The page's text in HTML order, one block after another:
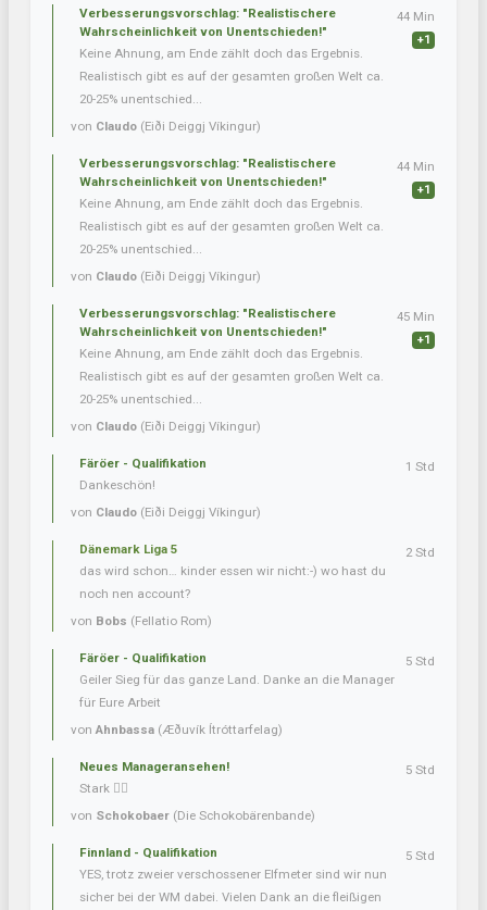
Verbesserungsvorschlag: "Realistischere
Wahrscheinlichkeit von Unentschieden!"
Keine Ahnung, am Ende zählt doch das Ergebnis.
Realistisch gibt es auf der gesamten großen Welt ca.
20-25% unentschied...
von Claudo (Eiði Deiggj Víkingur)
44 Min
+1
Verbesserungsvorschlag: "Realistischere
Wahrscheinlichkeit von Unentschieden!"
Keine Ahnung, am Ende zählt doch das Ergebnis.
Realistisch gibt es auf der gesamten großen Welt ca.
20-25% unentschied...
von Claudo (Eiði Deiggj Víkingur)
44 Min
+1
Verbesserungsvorschlag: "Realistischere
Wahrscheinlichkeit von Unentschieden!"
Keine Ahnung, am Ende zählt doch das Ergebnis.
Realistisch gibt es auf der gesamten großen Welt ca.
20-25% unentschied...
von Claudo (Eiði Deiggj Víkingur)
45 Min
+1
Färöer - Qualifikation
Dankeschön!
von Claudo (Eiði Deiggj Víkingur)
1 Std
Dänemark Liga 5
das wird schon… kinder essen wir nicht:-) wo hast du
noch nen account?
von Bobs (Fellatio Rom)
2 Std
Färöer - Qualifikation
Geiler Sieg für das ganze Land. Danke an die Manager
für Eure Arbeit
vonAhnbassa (Æðuvík Ítróttarfelag)
5 Std
Neues Manageransehen!
Stark 👍🏼
von Schokobaer (Die Schokobärenbande)
5 Std
Finnland - Qualifikation
YES, trotz zweier verschossener Elfmeter sind wir nun
sicher bei der WM dabei. Vielen Dank an die fleißigen
5 Std